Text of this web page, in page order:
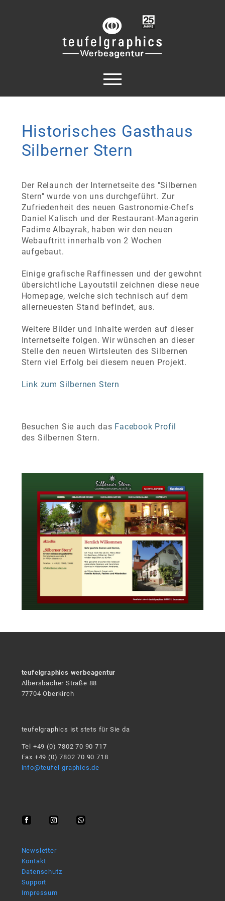
Historisches Gasthaus
Silberner Stern
Der Relaunch der Internetseite des "Silbernen
Stern" wurde von uns durchgeführt. Zur
Zufriedenheit des neuen Gastronomie-Chefs
Daniel Kalisch und der Restaurant-Managerin
Fadime Albayrak, haben wir den neuen
Webauftritt innerhalb von 2 Wochen
aufgebaut.
Einige grafische Raffinessen und der gewohnt
übersichtliche Layoutstil zeichnen diese neue
Homepage, welche sich technisch auf dem
allerneuesten Stand befindet, aus.
Weitere Bilder und Inhalte werden auf dieser
Internetseite folgen. Wir wünschen an dieser
Stelle den neuen Wirtsleuten des Silbernen
Stern viel Erfolg bei diesem neuen Projekt.
Link zum Silbernen Stern
Besuchen Sie auch das Facebook Profil
des Silbernen Stern.
teufelgraphics werbeagentur
Albersbacher Straße 88
77704 Oberkirch
teufelgraphics ist stets für Sie da
Tel +49 (0) 7802 70 90 717
Fax +49 (0) 7802 70 90 718
info@teufel-graphics.de
Newsletter
Kontakt
Datenschutz
Support
Impressum